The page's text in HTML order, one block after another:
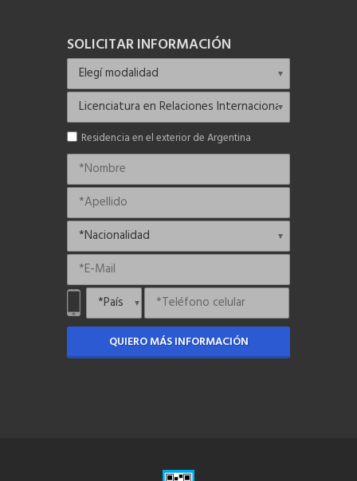
SOLICITAR INFORMACIÓN
Residencia en el exterior de Argentina
QUIERO MÁS INFORMACIÓN